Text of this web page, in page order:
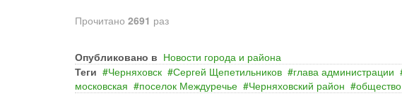
Прочитано 2691 раз
Опубликовано в Новости города и района
Теги
Черняховск Сергей Щепетильников глава администрации
московская
поселок Междуречье Черняховский район общество